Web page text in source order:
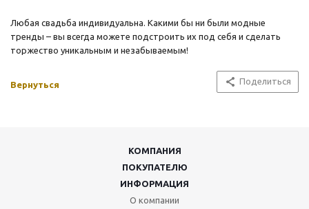
Любая свадьба индивидуальна. Какими бы ни были модные
тренды – вы всегда можете подстроить их под себя и сделать
торжество уникальным и незабываемым!
Вернуться Поделиться
КОМПАНИЯ
ПОКУПАТЕЛЮ
ИНФОРМАЦИЯ
О компании